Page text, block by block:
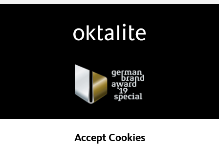
„Special Mention“ in the categories
Accept Cookies